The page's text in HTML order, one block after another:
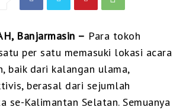
Banjarmasin – Para tokoh
per satu memasuki lokasi acara
baik dari kalangan ulama,
berasal dari sejumlah
se-Kalimantan Selatan. Semuanya